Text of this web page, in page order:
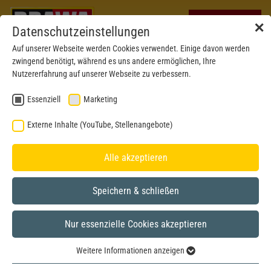
✕
Datenschutzeinstellungen
Auf unserer Webseite werden Cookies verwendet. Einige davon werden
zwingend benötigt, während es uns andere ermöglichen, Ihre
Nutzererfahrung auf unserer Webseite zu verbessern.
Essenziell Marketing
Externe Inhalte (YouTube, Stellenangebote)
Alle akzeptieren
Speichern & schließen
Nur essenzielle Cookies akzeptieren
Weitere Informationen anzeigen